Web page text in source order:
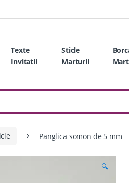
Texte
Invitatii
Sticle
Marturii
Panglica somon de 5 mm
🔍